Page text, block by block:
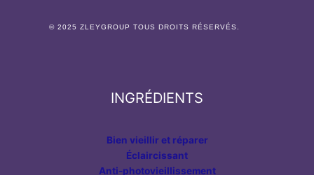
© 2025 ZLEYGROUP TOUS DROITS RÉSERVÉS.
INGRÉDIENTS
Bien vieillir et réparer
Éclaircissant
Anti-photovieillissement